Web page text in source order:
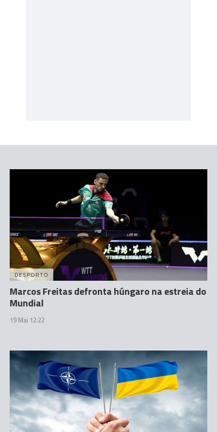
DESPORTO
Marcos Freitas defronta húngaro na estreia do
Mundial
19 Mai 12:22